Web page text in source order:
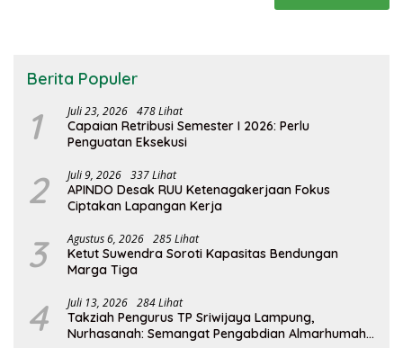
Berita Populer
1 Juli 23, 2026 478 Lihat
Capaian Retribusi Semester I 2026: Perlu
Penguatan Eksekusi
2 Juli 9, 2026 337 Lihat
APINDO Desak RUU Ketenagakerjaan Fokus
Ciptakan Lapangan Kerja
3 Agustus 6, 2026 285 Lihat
Ketut Suwendra Soroti Kapasitas Bendungan
Marga Tiga
4 Juli 13, 2026 284 Lihat
Takziah Pengurus TP Sriwijaya Lampung,
Nurhasanah: Semangat Pengabdian Almarhumah